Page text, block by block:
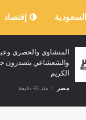
السعودية إقتصاد
المنشاوي والحصري
والشعشاعي يتصدرون
الكريم
مصر منذ 45 دقيقة